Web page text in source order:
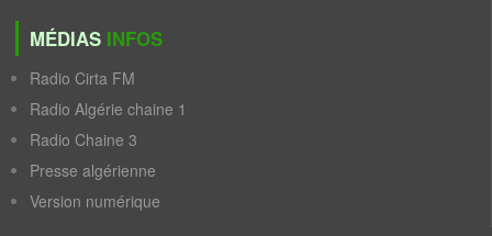
MÉDIAS INFOS
Radio Cirta FM
Radio Algérie chaine 1
Radio Chaine 3
Presse algérienne
Version numérique